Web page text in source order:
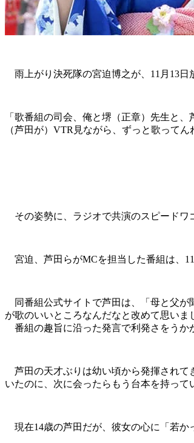
雨上がり決死隊の宮迫博之が、11月13日
「歌番組の司会、俺と堺（正章）先生と
（芦田が）VTR見ながら、ずっと歌って
その姿勢に、ラジオで共演のスピードワ
宮迫、芦田らがMCを担当した番組は、
同番組公式サイトで芦田は、「母と父が
が歌のいいところなんだなと改めて思いま
番組の趣旨に沿った発言で利発さをうか
芦田の天才ぶりは幼い頃から発揮されて
いたのに、次に会ったらもう台本を持って
現在14歳の芦田だが、彼女の心に「若か